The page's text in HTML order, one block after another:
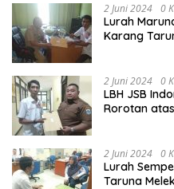
2 Juni 2024 0
Lurah
Karang
2 Juni 2024 0
LBH JSB
Rorotan
2 Juni 2024 0
Lurah
Taruna